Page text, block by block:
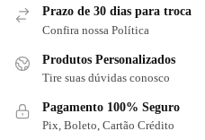
Prazo de 30 dias para troca
Confira nossa Política
Produtos Personalizados
Tire suas dúvidas conosco
Pagamento 100% Seguro
Pix, Boleto, Cartão Crédito